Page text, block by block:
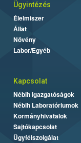
Ügyintézés
Élelmiszer
Állat
Növény
Labor/Egyéb
Kapcsolat
Nébih Igazgatóságok
Nébih Laboratóriumok
Kormányhivatalok
Sajtókapcsolat
Ügyfélszolgálat